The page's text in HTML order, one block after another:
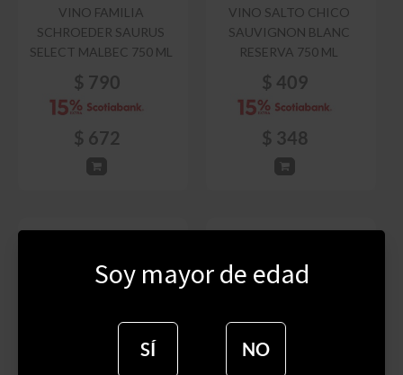
VINO FAMILIA
SCHROEDER SAURUS
SELECT MALBEC 750 ML
$ 790
$ 672
VINO SALTO CHICO
SAUVIGNON BLANC
RESERVA 750 ML
$ 409
$ 348
Soy mayor de edad
SÍ NO